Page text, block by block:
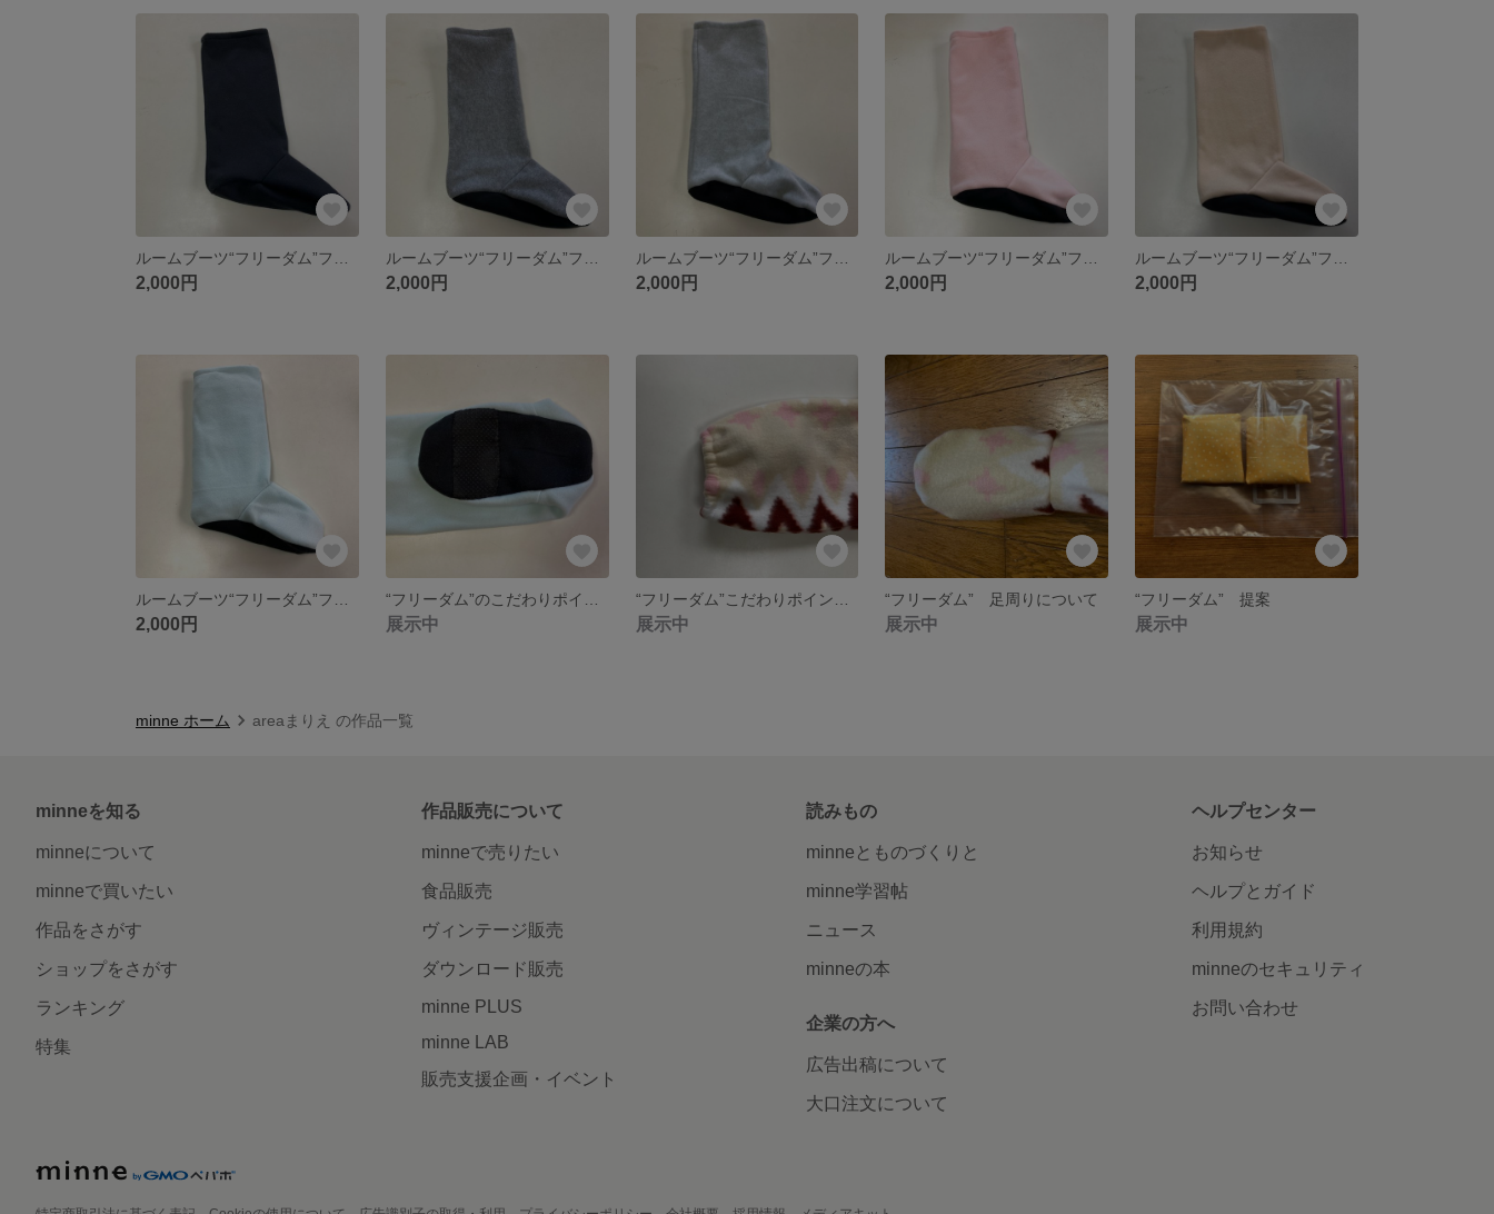
2,000円 2,000円 2,000円 2,000円 2,000円
2,000円 展示中 展示中
“フリーダム” 足周りについて
展示中
“フリーダム” 提案
展示中
minne ホーム areaまりえ の作品一覧
minneを知る
minneについて
minneで買いたい
作品をさがす
ショップをさがす
ランキング
特集
作品販売について
minneで売りたい
食品販売
ヴィンテージ販売
ダウンロード販売
minne PLUS
minne LAB
販売支援企画・イベント
読みもの
minneとものづくりと
minne学習帖
ニュース
minneの本
企業の方へ
広告出稿について
大口注文について
ヘルプセンター
お知らせ
ヘルプとガイド
利用規約
minneのセキュリティ
お問い合わせ